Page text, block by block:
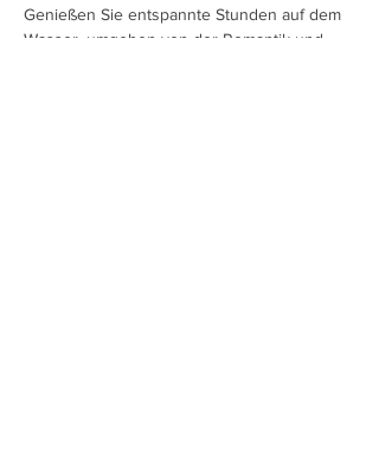
Genießen Sie entspannte Stunden auf dem
Wasser, umgeben von der Romantik und